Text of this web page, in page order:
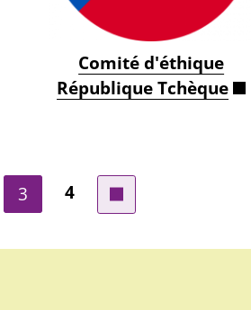
Comité d'éthique
République Tchèque
Page courante
3 Page
4
Page suivante